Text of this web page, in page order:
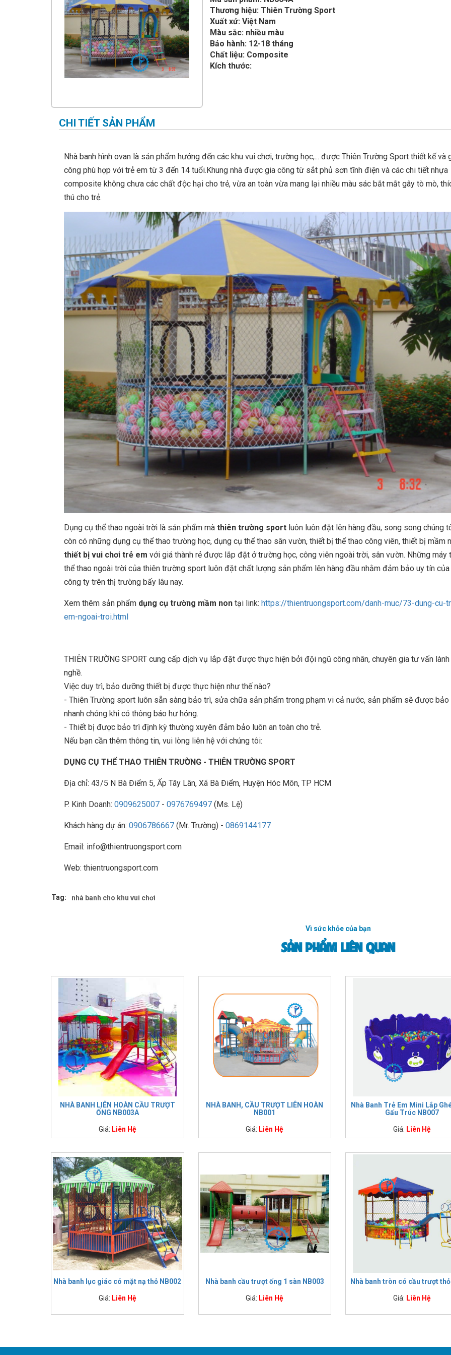
THIẾT BỊ PHÒNG GYM THIÊN
TRƯỜNG
CỎ NHÂN TẠO
Thương hiệu: Thiên Trường Sport
Xuất xứ: Việt Nam
Màu sắc: nhiều màu
Bảo hành: 12-18 tháng
Chất liệu: Composite
Kích thước:
CHI TIẾT SẢN PHẨM
Nhà banh hình ovan là sản phẩm hướng đến các khu vui chơi, trường học,... được Thiên Trường Sport thiết kế và
công phù hợp với trẻ em từ 3 đến 14 tuổi.Khung nhà được gia công từ sắt phủ sơn tĩnh điện và các chi tiết nhựa
composite không chưa các chất độc hại cho trẻ, vừa an toàn vừa mang lại nhiều màu sác bắt mắt gây tò mò,
thú cho trẻ.
Dụng cụ thể thao ngoài trời là sản phẩm mà thiên trường sport luôn luôn đặt lên hàng đầu, song song chúng
còn có những dụng cụ thể thao trường học, dụng cụ thể thao sân vườn, thiết bị thể thao công viên, thiết bị mầm
thiết bị vui chơi trẻ em với giá thành rẻ được lắp đặt ở trường học, công viên ngoài trời, sân vườn. Những máy
thể thao ngoài trời của thiên trường sport luôn đặt chất lượng sản phẩm lên hàng đầu nhằm đảm bảo uy tín của
công ty trên thị trường bấy lâu nay.
Xem thêm sản phẩm dụng cụ trường mầm non tại link: https://thientruongsport.com/danh-muc/73-dung-cu-
em-ngoai-troi.html
THIÊN TRƯỜNG SPORT cung cấp dịch vụ lắp đặt được thực hiện bởi đội ngũ công nhân, chuyên gia tư vấn lành
nghề.
Việc duy trì, bảo dưỡng thiết bị được thực hiện như thế nào?
- Thiên Trường sport luôn sẵn sàng bảo trì, sửa chữa sản phẩm trong phạm vi cả nước, sản phẩm sẽ được bảo
nhanh chóng khi có thông báo hư hỏng.
- Thiết bị được bảo trì định kỳ thường xuyên đảm bảo luôn an toàn cho trẻ.
Nếu bạn cần thêm thông tin, vui lòng liên hệ với chúng tôi:
DỤNG CỤ THỂ THAO THIÊN TRƯỜNG - THIÊN TRƯỜNG SPORT
Địa chỉ: 43/5 N Bà Điểm 5, Ấp Tây Lân, Xã Bà Điểm, Huyện Hóc Môn, TP HCM
P. Kinh Doanh: 0909625007 - 0976769497 (Ms. Lệ)
Khách hàng dự án: 0906786667 (Mr. Trường) - 0869144177
Email: info@thientruongsport.com
Web: thientruongsport.com
Tag: nhà banh cho khu vui chơi
Vì sức khỏe của bạn
SẢN PHẨM LIÊN QUAN
NHÀ BANH LIÊN HOÀN CẦU TRƯỢT
ỐNG NB003A
Giá: Liên Hệ
NHÀ BANH, CẦU TRƯỢT LIÊN HOÀN
NB001
Giá: Liên Hệ
Nhà Banh Trẻ Em Mini Lắp
Gấu Trúc NB007
Giá: Liên Hệ
Nhà banh lục giác có mặt nạ thỏ NB002
Giá: Liên Hệ
Nhà banh cầu trượt ống 1 sàn NB003
Giá: Liên Hệ
Nhà banh tròn có cầu trượt
Giá: Liên Hệ